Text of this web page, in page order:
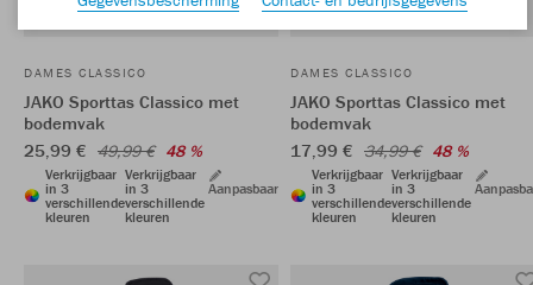
DAMES CLASSICO
JAKO Sporttas Classico met
bodemvak
25,99 € 49,99 € 48 %
Verkrijgbaar
in 3
verschillende
kleuren
Verkrijgbaar
in 3
verschillende
kleuren
Aanpasbaar
DAMES CLASSICO
JAKO Sporttas Classico met
bodemvak
17,99 € 34,99 € 48 %
Verkrijgbaar
in 3
verschillende
kleuren
Verkrijgbaar
in 3
verschillende
kleuren